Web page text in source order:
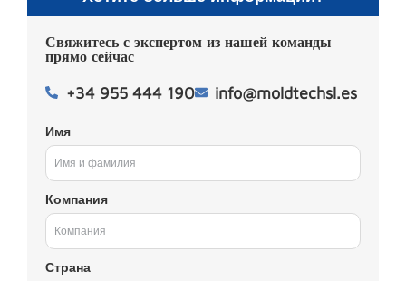
Свяжитесь с экспертом из нашей команды
прямо сейчас
+34 955 444 190 info@moldtechsl.es
Имя
Компания
Страна